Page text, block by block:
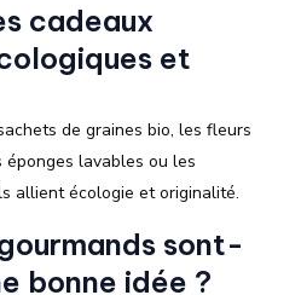
cadeaux
et
de graines bio, les fleurs
lavables ou les
allient écologie et originalité.
sont-
bonne idée ?